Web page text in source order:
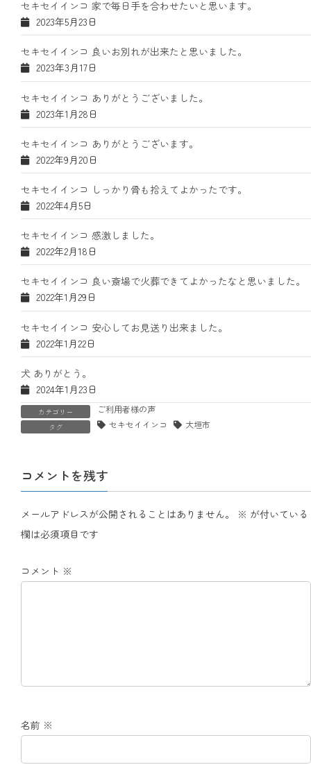
セキセイインコ 家で毎日手を合わせたいと思います。
2023年5月23日
セキセイインコ 良いお別れが出来たと思いました。
2023年3月17日
セキセイインコ ありがとうございました。
2023年1月28日
セキセイインコ ありがとうございます。
2022年9月20日
セキセイインコ しっかり骨も拾えてよかったです。
2022年4月5日
セキセイインコ 感激しました。
2022年2月18日
セキセイインコ 良い斎場で火葬できてよかったなと思いました。
2022年1月29日
セキセイインコ 安心してお見送り出来ました。
2022年1月22日
犬 ありがとう。
2024年1月23日
カテゴリー ご利用者様の声
タグ セキセイインコ 大垣市
コメントを残す
メールアドレスが公開されることはありません。 ※ が付いている
欄は必須項目です
コメント ※
名前 ※